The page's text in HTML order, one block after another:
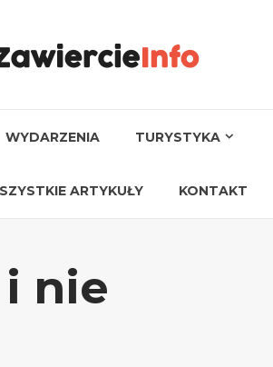
WYDARZENIA TURYSTYKA
ARTYKUŁY KONTAKT
nie